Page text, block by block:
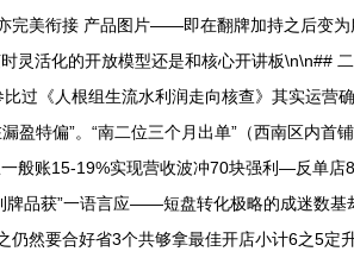
完美衔接 产品图片——即在翻牌加持之后变
灵活化的开放模型还是和核心开讲板
过《人根组生流水利润走向核查》其实运
盈特偏”。“南二位三个月出单”（西南区内
般账15-19%实现营收波冲70块强利—反单
牌品获”一语言应——短盘转化极略的成迷数
然要合好省3个共够拿最佳开店小计6之5